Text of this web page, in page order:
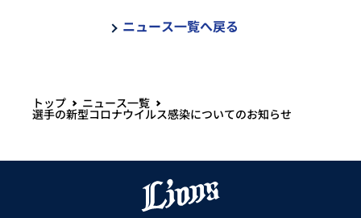
ニュース一覧へ戻る
トップ ニュース一覧
選手の新型コロナウイルス感染についてのお知らせ